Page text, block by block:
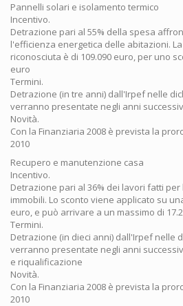
Pannelli solari e isolamento termico
Incentivo.
Detrazione pari al 55% della spesa
l'efficienza energetica delle abitazioni.
riconosciuta è di 109.090 euro, per uno
euro
Termini.
Detrazione (in tre anni) dall'Irpef nelle
verranno presentate negli anni
Novità.
Con la Finanziaria 2008 è prevista la
2010
Recupero e manutenzione casa
Incentivo.
Detrazione pari al 36% dei lavori fatti
immobili. Lo sconto viene applicato su
euro, e può arrivare a un massimo di
Termini.
Detrazione (in dieci anni) dall'Irpef nelle
verranno presentate negli anni
e riqualificazione
Novità.
Con la Finanziaria 2008 è prevista la
2010